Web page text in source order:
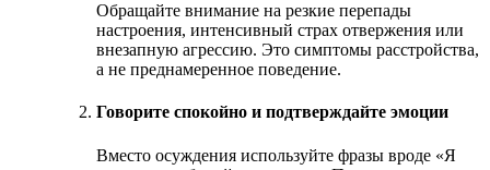
Обращайте внимание на резкие перепады
настроения, интенсивный страх отвержения или
внезапную агрессию. Это симптомы расстройства,
а не преднамеренное поведение.
Говорите спокойно и подтверждайте эмоции
Вместо осуждения используйте фразы вроде «Я